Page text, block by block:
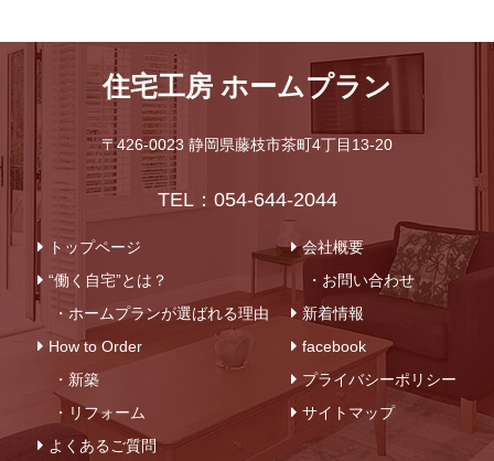
住宅工房 ホームプラン
〒426-0023 静岡県藤枝市茶町4丁目13-20
TEL：054-644-2044
トップページ
“働く自宅”とは？
・ホームプランが選ばれる理由
How to Order
・新築
・リフォーム
よくあるご質問
会社概要
・お問い合わせ
新着情報
facebook
プライバシーポリシー
サイトマップ